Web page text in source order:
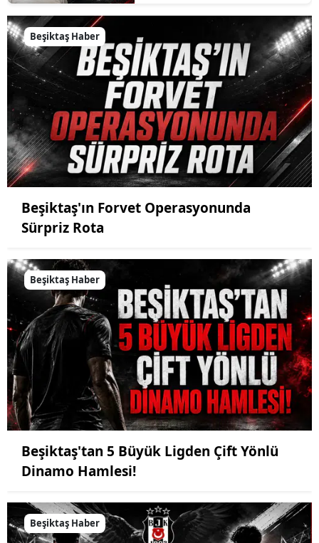
Beşiktaş Haber
Beşiktaş'ın Forvet Operasyonunda
Sürpriz Rota
Beşiktaş Haber
Beşiktaş'tan 5 Büyük Ligden Çift Yönlü
Dinamo Hamlesi!
Beşiktaş Haber